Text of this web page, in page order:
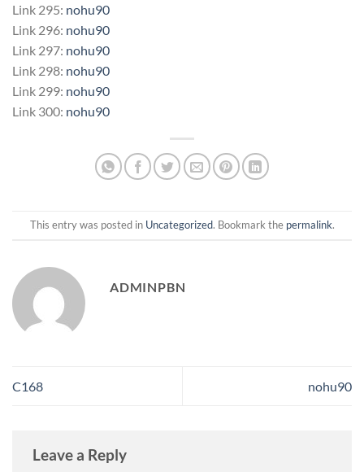
Link 295: nohu90
Link 296: nohu90
Link 297: nohu90
Link 298: nohu90
Link 299: nohu90
Link 300: nohu90
This entry was posted in Uncategorized. Bookmark the permalink.
ADMINPBN
C168 nohu90
Leave a Reply